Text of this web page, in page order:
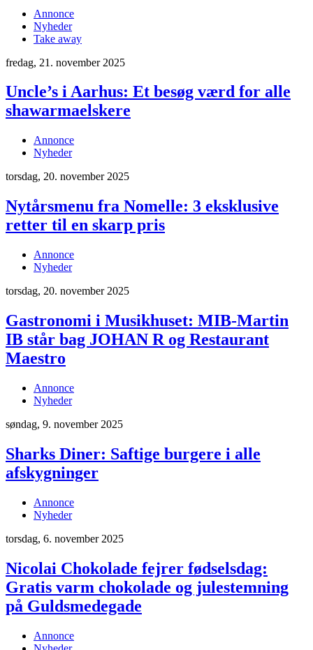
Annonce
Nyheder
Take away
fredag, 21. november 2025
Uncle’s i Aarhus: Et besøg værd for alle
shawarmaelskere
Annonce
Nyheder
torsdag, 20. november 2025
Nytårsmenu fra Nomelle: 3 eksklusive
retter til en skarp pris
Annonce
Nyheder
torsdag, 20. november 2025
Gastronomi i Musikhuset: MIB-Martin
IB står bag JOHAN R og Restaurant
Maestro
Annonce
Nyheder
søndag, 9. november 2025
Sharks Diner: Saftige burgere i alle
afskygninger
Annonce
Nyheder
torsdag, 6. november 2025
Nicolai Chokolade fejrer fødselsdag:
Gratis varm chokolade og julestemning
på Guldsmedegade
Annonce